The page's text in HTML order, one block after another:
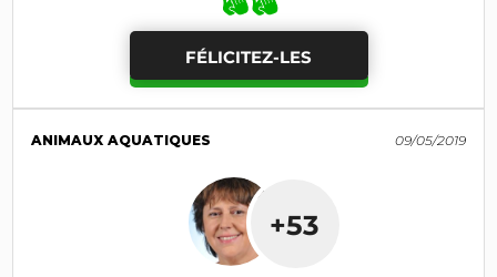
FÉLICITEZ-LES
ANIMAUX AQUATIQUES 09/05/2019
+53